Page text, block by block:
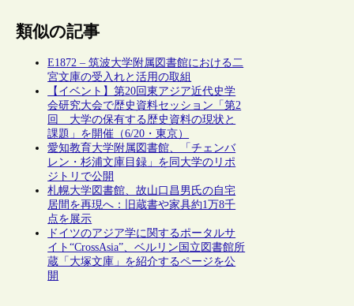
類似の記事
E1872 – 筑波大学附属図書館における二
宮文庫の受入れと活用の取組
【イベント】第20回東アジア近代史学
会研究大会で歴史資料セッション「第2
回 大学の保有する歴史資料の現状と
課題」を開催（6/20・東京）
愛知教育大学附属図書館、「チェンバ
レン・杉浦文庫目録」を同大学のリポ
ジトリで公開
札幌大学図書館、故山口昌男氏の自宅
居間を再現へ：旧蔵書や家具約1万8千
点を展示
ドイツのアジア学に関するポータルサ
イト“CrossAsia”、ベルリン国立図書館所
蔵「大塚文庫」を紹介するページを公
開